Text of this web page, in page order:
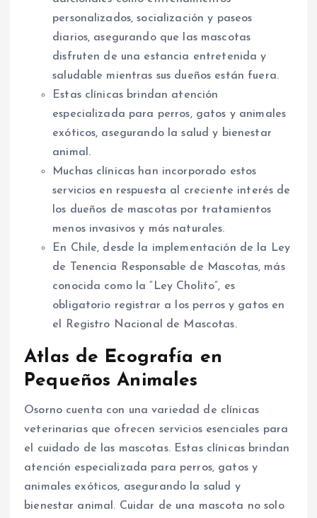
personalizados, socialización y paseos
diarios, asegurando que las mascotas
disfruten de una estancia entretenida y
saludable mientras sus dueños están fuera.
Estas clínicas brindan atención
especializada para perros, gatos y animales
exóticos, asegurando la salud y bienestar
animal.
Muchas clínicas han incorporado estos
servicios en respuesta al creciente interés de
los dueños de mascotas por tratamientos
menos invasivos y más naturales.
En Chile, desde la implementación de la Ley
de Tenencia Responsable de Mascotas, más
conocida como la “Ley Cholito”, es
obligatorio registrar a los perros y gatos en
el Registro Nacional de Mascotas.
Atlas de Ecografía en
Pequeños Animales
Osorno cuenta con una variedad de clínicas
veterinarias que ofrecen servicios esenciales para
el cuidado de las mascotas. Estas clínicas brindan
atención especializada para perros, gatos y
animales exóticos, asegurando la salud y
bienestar animal. Cuidar de una mascota no solo